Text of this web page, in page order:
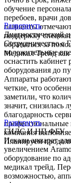
обучение
перебоев, врачи
пациенты
поддержку
обратиться за
Медикал Трейд
Развернуть
Диагностический
Сотрудничество с
положительные
оснастить
оборудования до
Аппараты
четкие, что
заметили, что
значит, снизилась
благодарность
профессиональные
компания
Планируем
Развернуть
ГИЛС И НП ФБУ
Искали аппарат
увеличением
оборудование по
медикал трейд.
возможностью,